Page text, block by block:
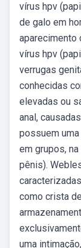
vírus hpv
de galo em
aparecimento
vírus hpv
verrugas
conhecidas
elevadas ou
anal,
possuem
em grupos,
pênis).
como crista
uma